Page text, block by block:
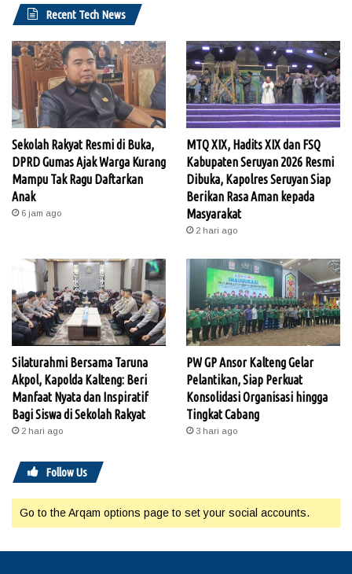
Recent Tech News
Sekolah Rakyat Resmi di Buka,
DPRD Gumas Ajak Warga Kurang
Mampu Tak Ragu Daftarkan
Anak
6 jam ago
MTQ XIX, Hadits XIX dan FSQ
Kabupaten Seruyan 2026 Resmi
Dibuka, Kapolres Seruyan Siap
Berikan Rasa Aman kepada
Masyarakat
2 hari ago
Silaturahmi Bersama Taruna
Akpol, Kapolda Kalteng: Beri
Manfaat Nyata dan Inspiratif
Bagi Siswa di Sekolah Rakyat
2 hari ago
PW GP Ansor Kalteng Gelar
Pelantikan, Siap Perkuat
Konsolidasi Organisasi hingga
Tingkat Cabang
3 hari ago
Follow Us
Go to the Arqam options page to set your social accounts.